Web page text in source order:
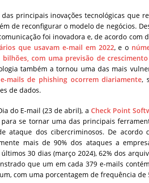
principais inovações tecnológicas que
de reconfigurar o modelo de negócios.
foi inovadora e, de acordo com
que usavam e-mail em 2022, e o
com uma previsão de
também a tornou uma das mais
mails de phishing ocorrem diariamente,
de dados.
do E-mail (23 de abril), a Check Point
para se tornar uma das principais
ataque dos cibercriminosos. De acordo
mais de 90% dos ataques a
30 dias (março 2024), 62% dos
que um em cada 379 e-mails
com uma porcentagem de frequência de